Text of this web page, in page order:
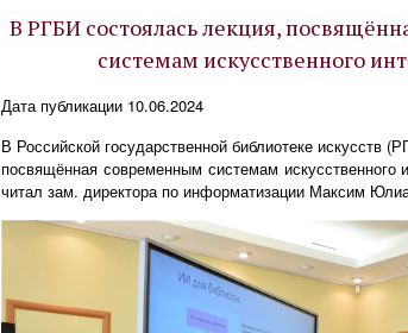
В РГБИ состоялась лекция,
системам искусственного
Дата публикации 10.06.2024
В Российской государственной библиотеке искусств
посвящённая современным системам искусственного
читал зам. директора по информатизации Максим